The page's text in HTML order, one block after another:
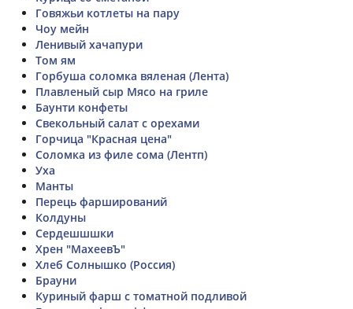
Говяжьи котлеты на пару
Чоу мейн
Ленивый хачапури
Том ям
Горбуша соломка вяленая (Лента)
Плавленый сыр Мясо на гриле
Баунти конфеты
Свекольный салат с орехами
Горчица "Красная цена"
Соломка из филе сома (Лентп)
Уха
Манты
Перець фарширований
Колдуны
Сердешшшки
Хрен "МахеевЪ"
Хлеб Солнышко (Россия)
Брауни
Куриный фарш с томатной подливой